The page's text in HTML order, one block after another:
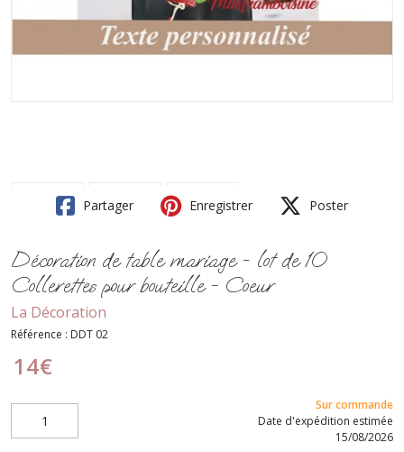
Partager Enregistrer Poster
Décoration de table mariage - lot de 10
Collerettes pour bouteille - Coeur
La Décoration
Référence : DDT 02
14€
Sur commande
Date d'expédition estimée
15/08/2026